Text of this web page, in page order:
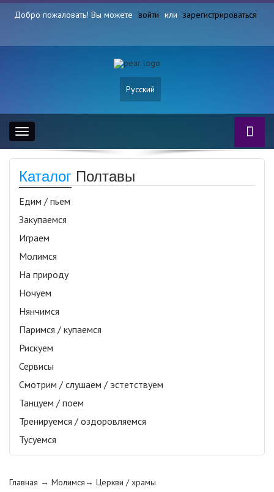
Добро пожаловать! Вы можете войти или зарегистрироваться
Русский
Toggle
navigation
Каталог Полтавы
Едим / пьем
Закупаемся
Играем
Молимся
На природу
Ночуем
Нянчимся
Паримся / купаемся
Рискуем
Сервисы
Смотрим / слушаем / эстетствуем
Танцуем / поем
Тренируемся / оздоровляемся
Тусуемся
Главная → Молимся→ Церкви / храмы